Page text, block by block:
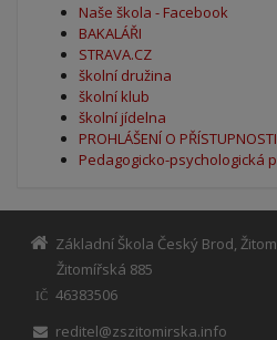
Naše škola - Facebook
BAKALÁŘI
STRAVA.CZ
školní družina
školní klub
školní jídelna
PROHLÁŠENÍ O PŘÍSTUPNOSTI
Pedagogicko-psychologická
Základní Škola Český Brod,
Žitomířská 885
IČ
46383506
reditel@zszitomirska.info